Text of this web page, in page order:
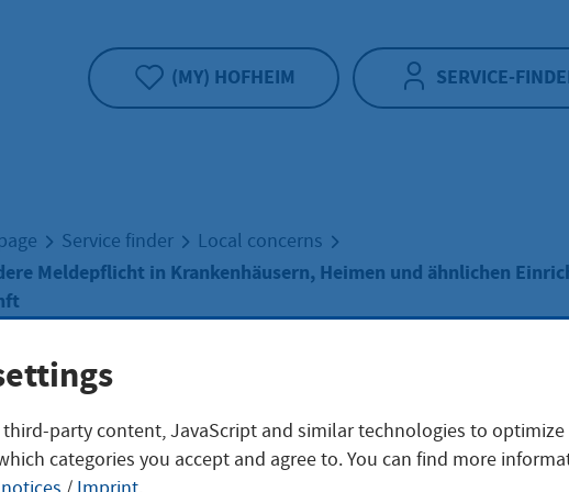
(MY) HOFHEIM SERVICE-
Service finder Local concerns
Meldepflicht in Krankenhäusern, Heimen und ähnlichen
third-party content, JavaScript and similar technologies to
categories you accept and agree to. You can find more